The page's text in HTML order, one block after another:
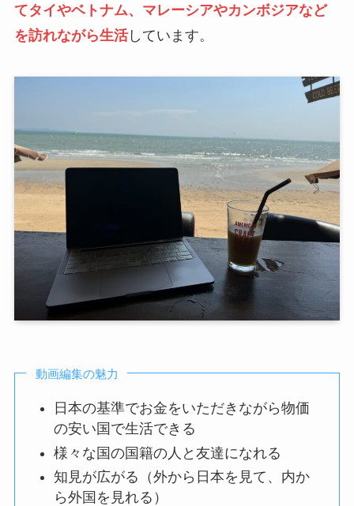
てタイやベトナム、マレーシアやカンボジアなど
を訪れながら生活しています。
動画編集の魅力
日本の基準でお金をいただきながら物価
の安い国で生活できる
様々な国の国籍の人と友達になれる
知見が広がる（外から日本を見て、内か
ら外国を見れる）